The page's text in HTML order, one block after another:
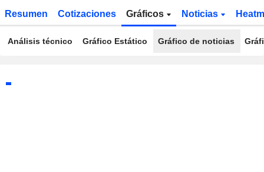
Resumen Cotizaciones Gráficos Noticias
Análisis técnico Gráfico Estático Gráfico de noticias